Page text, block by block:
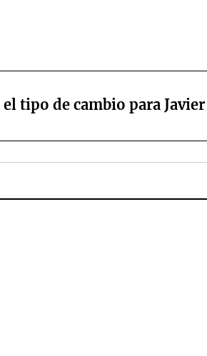
tipo de cambio para